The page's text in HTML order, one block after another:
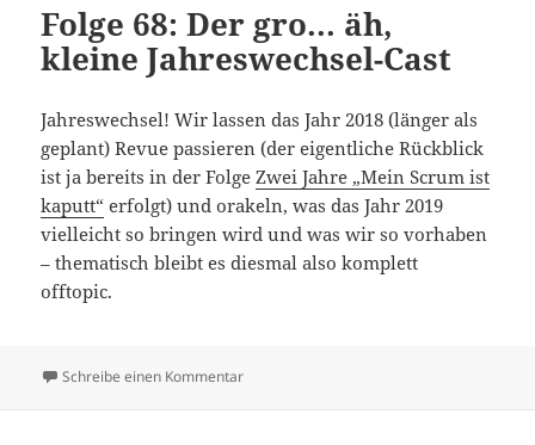
Folge 68: Der gro... äh,
kleine Jahreswechsel-Cast
Jahreswechsel! Wir lassen das Jahr 2018 (länger als
geplant) Revue passieren (der eigentliche Rückblick
ist ja bereits in der FolgeZwei Jahre „Mein Scrum ist
kaputt“ erfolgt) und orakeln, was das Jahr 2019
vielleicht so bringen wird und was wir so vorhaben
– thematisch bleibt es diesmal also komplett
offtopic.
Schreibe einen Kommentarzu Folge 68: Der gro... äh, kleine